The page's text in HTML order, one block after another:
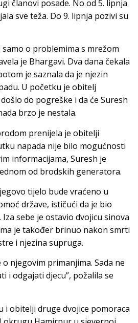
članovi posade. No od 5. lipnja
sve teža. Do 9. lipnja pozivi su
samo o problemima s mrežom
je Bhargavi. Dva dana čekala
je saznala da je njezin
U početku je obitelj
do pogreške i da će Suresh
brzo je nestala.
prenijela je obitelji
napada nije bilo mogućnosti
informacijama, Suresh je
od brodskih generatora.
tijelo bude vraćeno u
države, ističući da je bio
sebe je ostavio dvojicu sinova
je također brinuo nakon smrti
i njezina supruga.
njegovim primanjima. Sada ne
i odgajati djecu”, požalila se
i obitelji druge dvojice pomoraca